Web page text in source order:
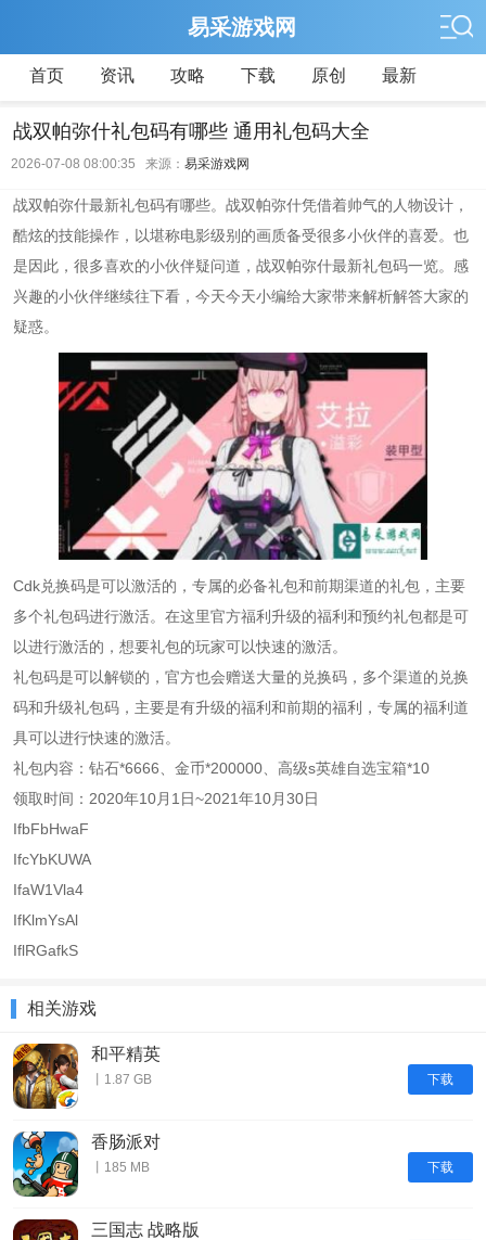
易采游戏网
首页 资讯 攻略 下载 原创 最新
战双帕弥什礼包码有哪些 通用礼包码大全
2026-07-08 08:00:35 来源： 易采游戏网
战双帕弥什最新礼包码有哪些。战双帕弥什凭借着帅气的人物设计，
酷炫的技能操作，以堪称电影级别的画质备受很多小伙伴的喜爱。也
是因此，很多喜欢的小伙伴疑问道，战双帕弥什最新礼包码一览。感
兴趣的小伙伴继续往下看，今天今天小编给大家带来解析解答大家的
疑惑。
Cdk兑换码是可以激活的，专属的必备礼包和前期渠道的礼包，主要
多个礼包码进行激活。在这里官方福利升级的福利和预约礼包都是可
以进行激活的，想要礼包的玩家可以快速的激活。
礼包码是可以解锁的，官方也会赠送大量的兑换码，多个渠道的兑换
码和升级礼包码，主要是有升级的福利和前期的福利，专属的福利道
具可以进行快速的激活。
礼包内容：钻石*6666、金币*200000、高级s英雄自选宝箱*10
领取时间：2020年10月1日~2021年10月30日
IfbFbHwaF
IfcYbKUWA
IfaW1Vla4
IfKlmYsAl
IflRGafkS
相关游戏
下载
和平精英
丨1.87 GB
下载
香肠派对
丨185 MB
三国志 战略版